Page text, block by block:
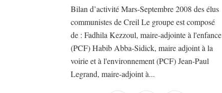
Bilan d’activité Mars-Septembre 2008 des élus
communistes de Creil Le groupe est composé
de : Fadhila Kezzoul, maire-adjointe à l'enfance
(PCF) Habib Abba-Sidick, maire adjoint à la
voirie et à l'environnement (PCF) Jean-Paul
Legrand, maire-adjoint à...